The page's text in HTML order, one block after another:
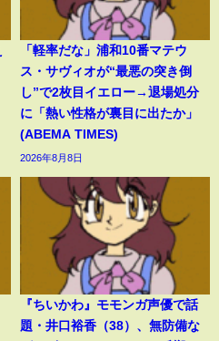
「軽率だな」浦和10番マテウ
ス・サヴィオが“最悪の突き倒
し”で2枚目イエロー→退場処分
に「熱い性格が裏目に出たか」
(ABEMA TIMES)
2026年8月8日
『ちいかわ』モモンガ声優で話
題・井口裕香（38）、無防備な